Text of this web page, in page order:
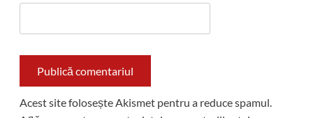
Acest site folosește Akismet pentru a reduce spamul.